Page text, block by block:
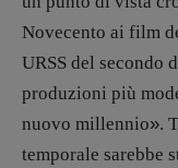
Elio Grasso
Coordinamento
Elisabetta
Coordinamento
Anna da Re
Novecento ai film
URSS del secondo
produzioni più
nuovo millennio».
temporale sarebbe